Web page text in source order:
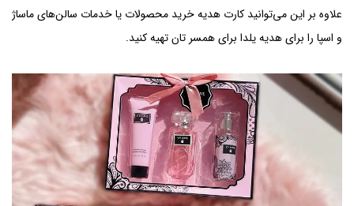
علاوه بر این می‌توانید کارت هدیه خرید محصولات یا خدمات سالن‌های ماساژ
و اسپا را برای هدیه یلدا برای همسر تان تهیه کنید.